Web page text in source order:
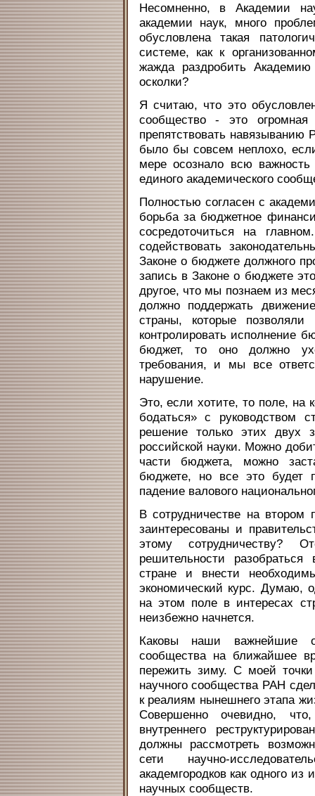
Несомненно, в Академии
академии наук, много
обусловлена такая
системе, как к
жажда раздробить
осколки?
Я считаю, что это
сообщество - это огромная
препятствовать
было бы совсем неплохо,
мере осознало всю
единого академического
Полностью согласен с
борьба за бюджетное
сосредоточиться на
содействовать
Законе о бюджете должного
запись в Законе о бюджете
другое, что мы познаем из
должно поддержать
страны, которые
контролировать исполнение
бюджет, то оно должно
требования, и мы все
нарушение.
Это, если хотите, то поле,
бодаться» с
решение только этих двух
российской науки. Можно
части бюджета, можно
бюджете, но все это будет
падение валового
В сотрудничестве на
заинтересованы и
этому сотрудничеству?
решительности
стране и внести
экономический курс. Думаю,
на этом поле в интересах
неизбежно начнется.
Каковы наши важнейшие
сообщества на ближайшее
пережить зиму. С моей
научного сообщества РАН
к реалиям нынешнего этапа
Совершенно очевидно,
внутреннего
должны рассмотреть
сети научно-
академгородков как одного
научных сообществ.